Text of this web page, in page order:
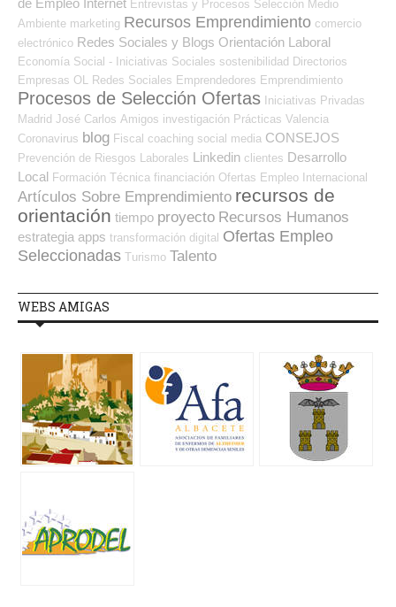
de Empleo Internet Entrevistas y Procesos Selección Medio
Ambiente marketing Recursos Emprendimiento comercio
electrónico Redes Sociales y Blogs Orientación Laboral
Economía Social - Iniciativas Sociales sostenibilidad Directorios
Empresas OL
Redes Sociales Emprendedores Emprendimiento
Procesos de Selección Ofertas Iniciativas Privadas
Madrid José Carlos Amigos investigación Prácticas Valencia
Coronavirus blog Fiscal coaching social media CONSEJOS
Prevención de Riesgos Laborales Linkedin clientes Desarrollo
Local Formación Técnica financiación Ofertas Empleo Internacional
Artículos Sobre Emprendimiento recursos de
orientación tiempo proyecto Recursos Humanos
estrategia apps transformación digital Ofertas Empleo
Seleccionadas Turismo Talento
WEBS AMIGAS